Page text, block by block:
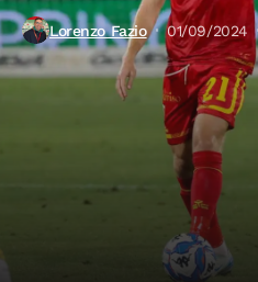
Lorenzo Fazio 01/09/2024